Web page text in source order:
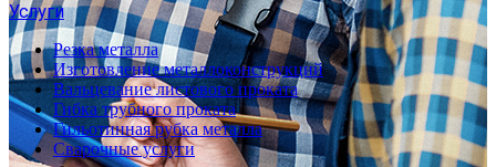
Услуги
Резка металла
Изготовление металлоконструкций
Вальцевание листового проката
Гибка трубного проката
Гильотинная рубка металла
Сварочные услуги